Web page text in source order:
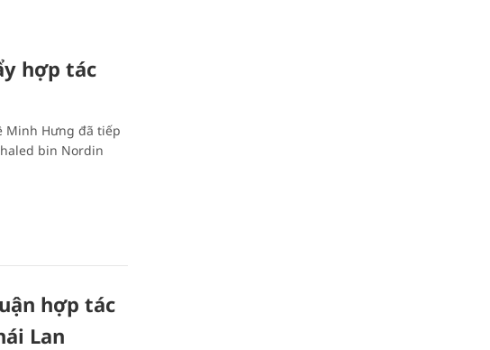
hợp tác
Minh Hưng đã tiếp
bin Nordin
hợp tác
Lan